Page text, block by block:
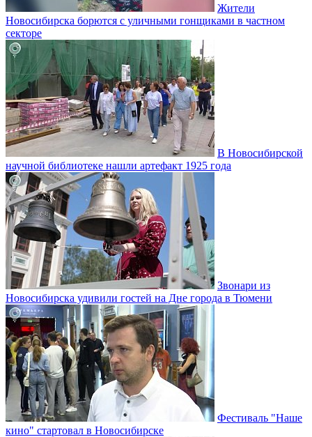
Жители
Новосибирска борются с уличными гонщиками в частном
секторе
В Новосибирской
научной библиотеке нашли артефакт 1925 года
Звонари из
Новосибирска удивили гостей на Дне города в Тюмени
Фестиваль "Наше
кино" стартовал в Новосибирске